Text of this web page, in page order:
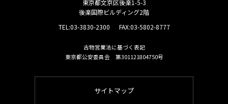
東京都文京区後楽1-5-3
後楽国際ビルディング2階
TEL:03-3830-2300 FAX:03-5802-8777
古物営業法に基づく表記
東京都公安委員会 第301121804750号
サイトマップ